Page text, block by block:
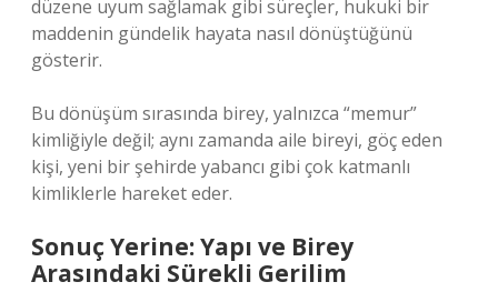
düzene uyum sağlamak gibi süreçler, hukuki bir
maddenin gündelik hayata nasıl dönüştüğünü
gösterir.
Bu dönüşüm sırasında birey, yalnızca “memur”
kimliğiyle değil; aynı zamanda aile bireyi, göç eden
kişi, yeni bir şehirde yabancı gibi çok katmanlı
kimliklerle hareket eder.
Sonuç Yerine: Yapı ve Birey
Arasındaki Sürekli Gerilim